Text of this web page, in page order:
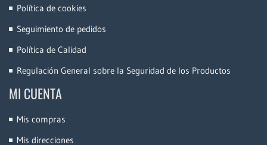
Política de cookies
Seguimiento de pedidos
Política de Calidad
Regulación General sobre la Seguridad de los Productos
MI CUENTA
Mis compras
Mis direcciones